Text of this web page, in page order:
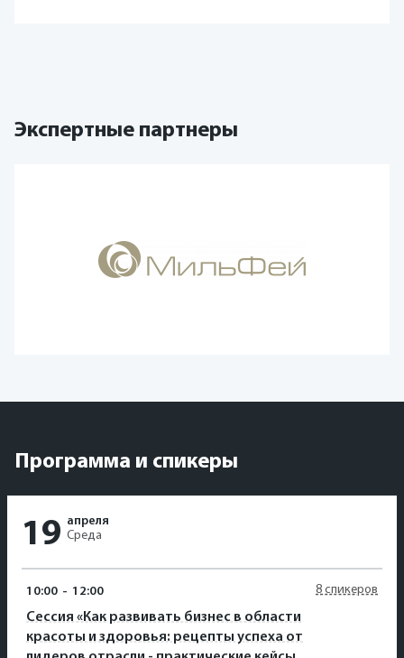
Экспертные партнеры
Программа и спикеры
19 апреля
Среда
10:00 - 12:00
Сессия «Как развивать бизнес в области
красоты и здоровья: рецепты успеха от
8 спикеров